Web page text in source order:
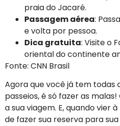
praia do Jacaré.
Passagem aérea:
e volta por pessoa.
Dica gratuita: Visite o
oriental do continente
Fonte: CNN Brasil
Agora que você já tem todas
passeios, é só fazer as
a sua viagem. E, quando vier
de fazer sua reserva para